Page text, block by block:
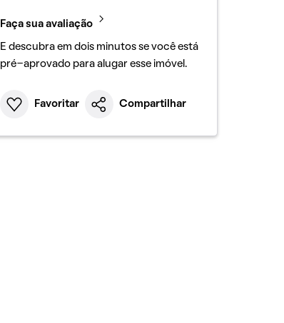
Faça sua avaliação
E descubra em dois minutos se você está
pré-aprovado para alugar esse imóvel.
Favoritar Compartilhar